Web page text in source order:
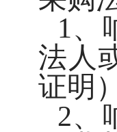
1、
法人
证明
2、